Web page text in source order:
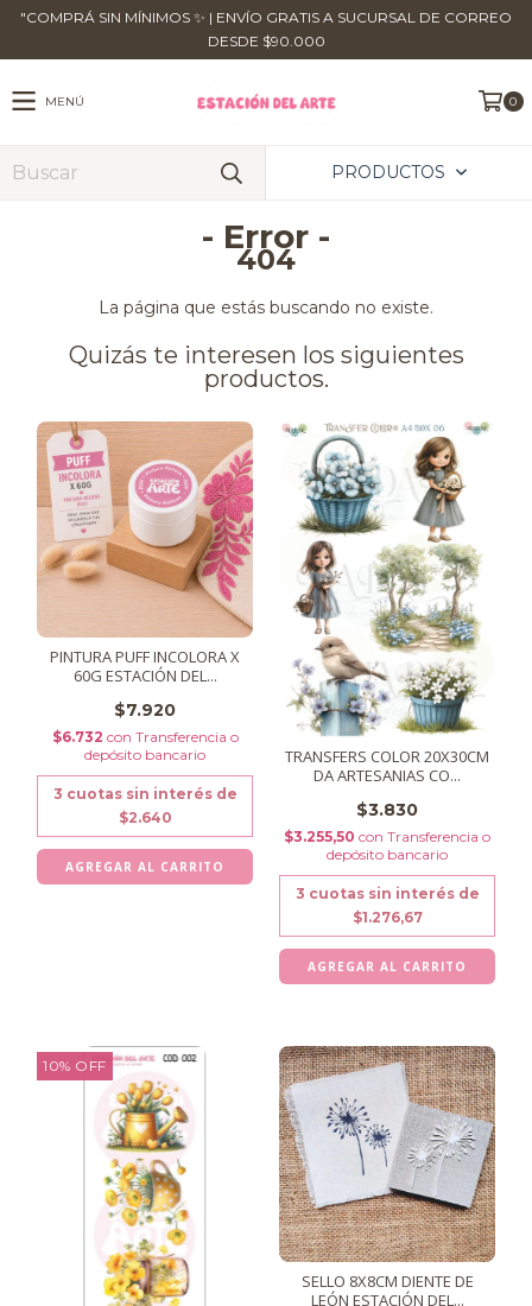
​"COMPRÁ SIN MÍNIMOS ✨ | ENVÍO GRATIS A SUCURSAL DE CORREO
DESDE $90.000
MENÚ 0
PRODUCTOS
- Error -
404
La página que estás buscando no existe.
Quizás te interesen los siguientes
productos.
PINTURA PUFF INCOLORA X
60G ESTACIÓN DEL...
$7.920
$6.732 con Transferencia o
depósito bancario
3 cuotas sin interés de
$2.640
TRANSFERS COLOR 20X30CM
DA ARTESANIAS CO...
$3.830
$3.255,50 con Transferencia o
depósito bancario
3 cuotas sin interés de
$1.276,67
10% OFF
SELLO 8X8CM DIENTE DE
LEÓN ESTACIÓN DEL...